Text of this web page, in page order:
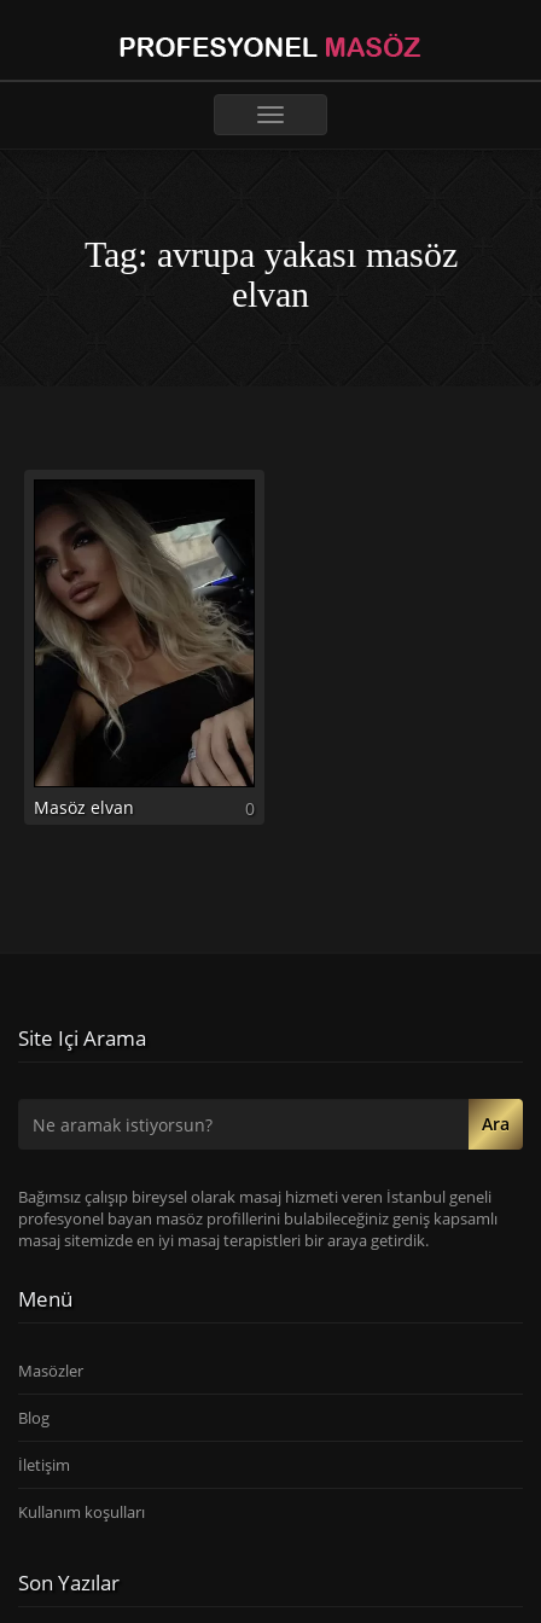
Toggle
Tag: avrupa yakası masöz
elvan
Masöz elvan 0
Site Içi Arama
Ara
Bağımsız çalışıp bireysel olarak masaj hizmeti veren İstanbul geneli
profesyonel bayan masöz profillerini bulabileceğiniz geniş kapsamlı
masaj sitemizde en iyi masaj terapistleri bir araya getirdik.
Menü
Masözler
Blog
İletişim
Kullanım koşulları
Son Yazılar